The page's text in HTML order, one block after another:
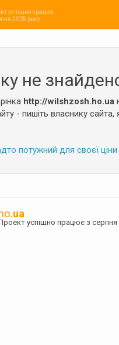
успішно працює
2005 року
не
http://wilshzosh.ho.ua
- пишіть власнику
потужний для своєї ціни
ho.ua
успішно працює з